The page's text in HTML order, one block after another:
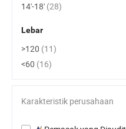
14'-18' (28)
Lebar
>120 (11)
<60 (16)
Karakteristik perusahaan